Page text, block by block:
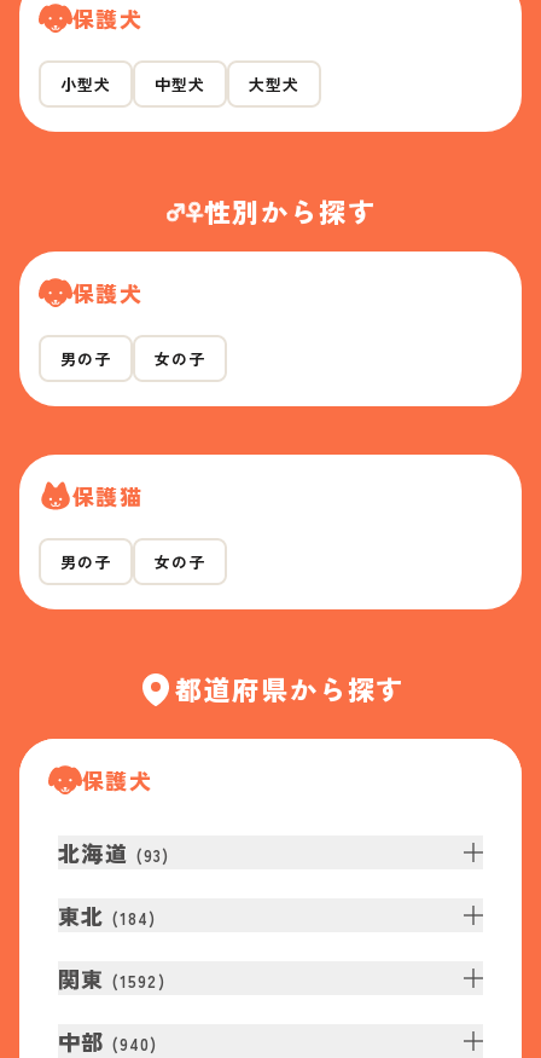
保護犬
小型犬 中型犬 大型犬
性別から探す
保護犬
男の子 女の子
保護猫
男の子 女の子
都道府県から探す
保護犬
北海道 (93)
東北 (184)
関東 (1592 )
中部 (940)